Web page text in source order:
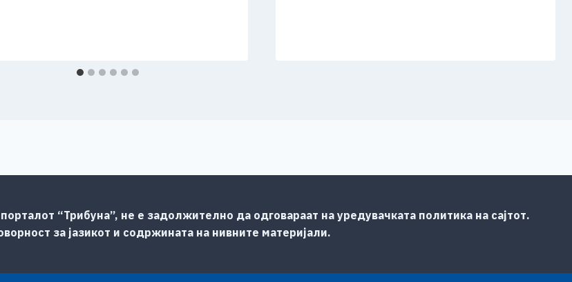
“Трибуна”, не е задолжително да одговараат на уредувачката политика на сајтот.
за јазикот и содржината на нивните материјали.